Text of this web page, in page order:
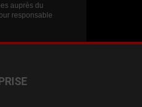
auprès du
responsable